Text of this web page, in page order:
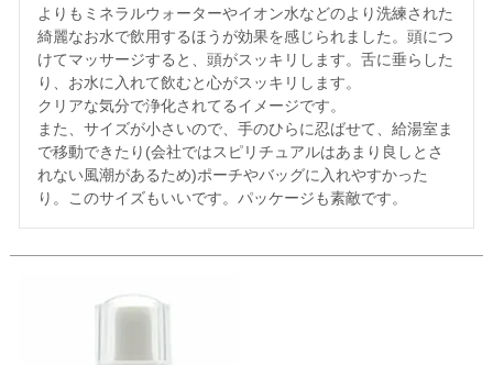
よりもミネラルウォーターやイオン水などのより洗練された
綺麗なお水で飲用するほうが効果を感じられました。頭につ
けてマッサージすると、頭がスッキリします。舌に垂らした
り、お水に入れて飲むと心がスッキリします。
クリアな気分で浄化されてるイメージです。
また、サイズが小さいので、手のひらに忍ばせて、給湯室ま
で移動できたり(会社ではスピリチュアルはあまり良しとさ
れない風潮があるため)ポーチやバッグに入れやすかった
り。このサイズもいいです。パッケージも素敵です。